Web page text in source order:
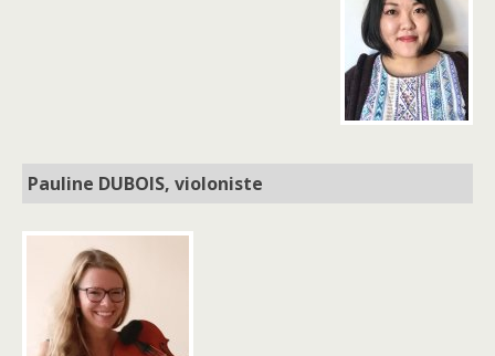
Pauline DUBOIS, violoniste